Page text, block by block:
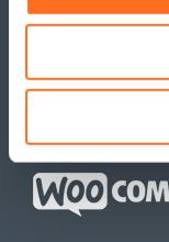
SAMARBEJDE